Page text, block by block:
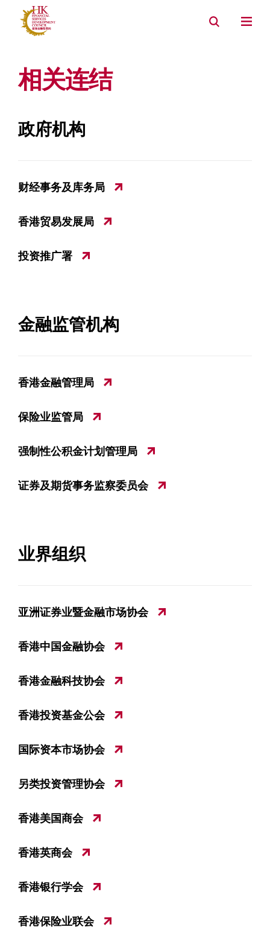
相关连结
政府机构
财经事务及库务局
香港贸易发展局
投资推广署
金融监管机构
香港金融管理局
保险业监管局
强制性公积金计划管理局
证券及期货事务监察委员会
业界组织
亚洲证券业暨金融市场协会
香港中国金融协会
香港金融科技协会
香港投资基金公会
国际资本市场协会
另类投资管理协会
香港美国商会
香港英商会
香港银行学会
香港保险业联会